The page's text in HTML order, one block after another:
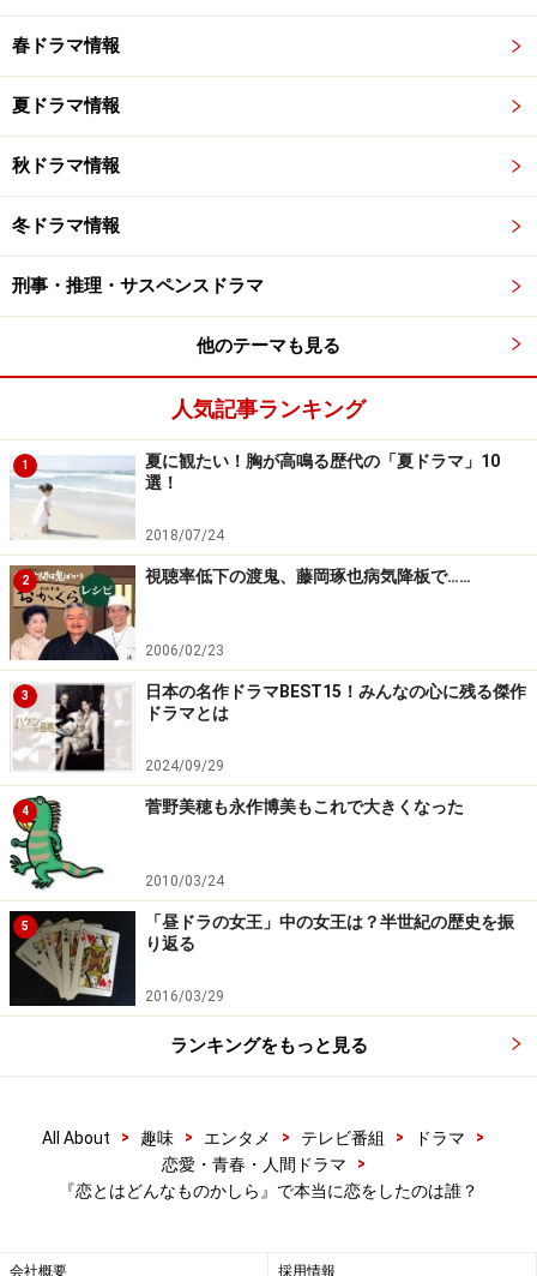
春ドラマ情報
夏ドラマ情報
秋ドラマ情報
冬ドラマ情報
刑事・推理・サスペンスドラマ
他のテーマも見る
人気記事ランキング
1
夏に観たい！胸が高鳴る歴代の「夏ドラマ」10
選！
2018/07/24
2 視聴率低下の渡鬼、藤岡琢也病気降板で……
2006/02/23
3
日本の名作ドラマBEST15！みんなの心に残る傑作
ドラマとは
2024/09/29
4 菅野美穂も永作博美もこれで大きくなった
2010/03/24
5
「昼ドラの女王」中の女王は？半世紀の歴史を振
り返る
2016/03/29
ランキングをもっと見る
All About > 趣味 > エンタメ > テレビ番組 > ドラマ
>
恋愛・青春・人間ドラマ
>
『恋とはどんなものかしら』で本当に恋をしたのは誰？
会社概要 採用情報